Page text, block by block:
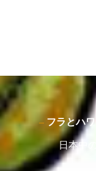
フラとハ
日本中